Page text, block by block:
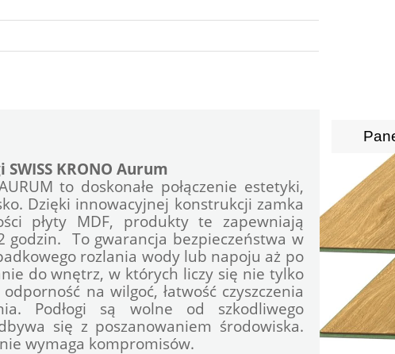
KRONO Aurum
to doskonałe połączenie estetyki,
Dzięki innowacyjnej konstrukcji zamka
płyty MDF, produkty te zapewniają
To gwarancja bezpieczeństwa w
rozlania wody lub napoju aż po
do wnętrz, w których liczy się nie tylko
na wilgoć, łatwość czyszczenia
Podłogi są wolne od szkodliwego
się z poszanowaniem środowiska.
wymaga kompromisów.